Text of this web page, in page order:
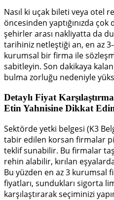
Nasıl ki uçak bileti veya otel
öncesinden yaptığınızda
şehirler arası nakliyatta da
tarihiniz netleştiği an, en az
kurumsal bir firma ile
sabitleyin. Son dakikaya
bulma zorluğu nedeniyle
Detaylı Fiyat
Etin Yahnisine Dikkat
Sektörde yetki belgesi (K3
tabir edilen korsan firmalar
teklif sunabilir. Bu firmalar
rehin alabilir, kırılan
Bu yüzden en az 3 kurumsal
fiyatları, sundukları sigorta
karşılaştırarak seçiminizi